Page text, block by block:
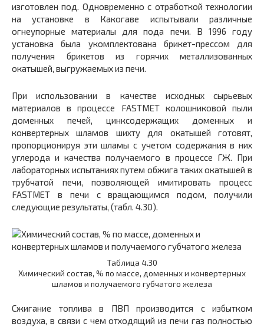
изготовлен под. Одновременно с отработкой технологии
на установке в Какогаве испытывали различные
огнеупорные материалы для пода печи. В 1996 году
установка была укомплектована брикет-прессом для
получения брикетов из горячих металлизованных
окатышей, выгружаемых из печи.
При использовании в качестве исходных сырьевых
материалов в процессе FASTMET колошниковой пыли
доменных печей, цинксодержащих доменных и
конвертерных шламов шихту для окатышей готовят,
пропорционируя эти шламы с учетом содержания в них
углерода и качества получаемого в процессе ГЖ. При
лабораторных испытаниях путем обжига таких окатышей в
трубчатой печи, позволяющей имитировать процесс
FASTMET в печи с вращающимся подом, получили
следующие результаты, (табл. 4.30).
Таблица 4.30
Химический состав, % по массе, доменных и конвертерных
шламов и получаемого губчатого железа
Сжигание топлива в ПВП производится с избытком
воздуха, в связи с чем отходящий из печи газ полностью